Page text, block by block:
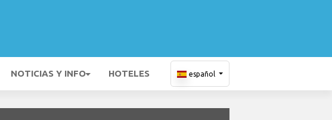
NOTICIAS Y INFO HOTELES español